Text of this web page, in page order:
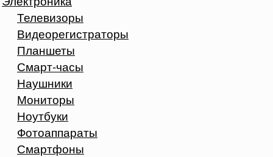
Телевизоры
Видеорегистраторы
Планшеты
Смарт-часы
Наушники
Мониторы
Ноутбуки
Фотоаппараты
Смартфоны